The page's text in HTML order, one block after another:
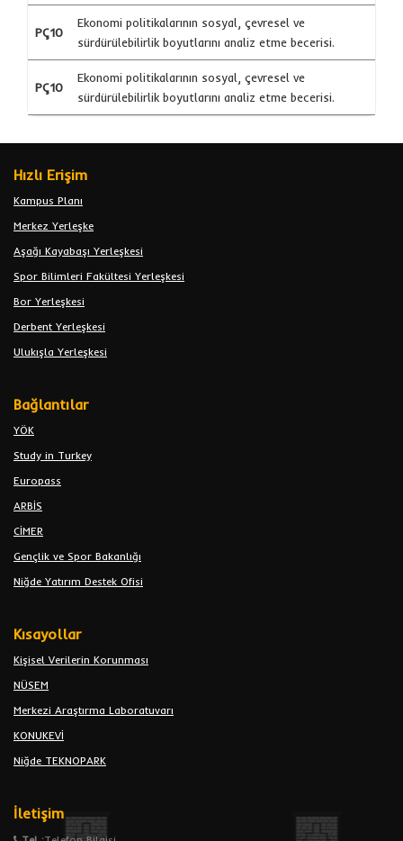
PÇ10
Ekonomi politikalarının sosyal, çevresel ve
sürdürülebilirlik boyutlarını analiz etme becerisi.
PÇ10
Ekonomi politikalarının sosyal, çevresel ve
sürdürülebilirlik boyutlarını analiz etme becerisi.
Hızlı Erişim
Kampus Planı
Merkez Yerleşke
Aşağı Kayabaşı Yerleşkesi
Spor Bilimleri Fakültesi Yerleşkesi
Bor Yerleşkesi
Derbent Yerleşkesi
Ulukışla Yerleşkesi
Bağlantılar
YÖK
Study in Turkey
Europass
ARBİS
CİMER
Gençlik ve Spor Bakanlığı
Niğde Yatırım Destek Ofisi
Kısayollar
Kişisel Verilerin Korunması
NÜSEM
Merkezi Araştırma Laboratuvarı
KONUKEVİ
Niğde TEKNOPARK
İletişim